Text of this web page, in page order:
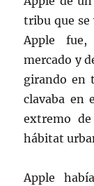
tribu que se
Apple
mercado y
girando en
clavaba en
extremo
hábitat
Apple